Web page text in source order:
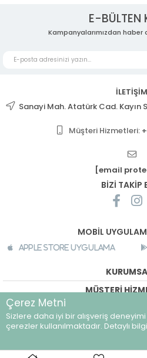
E-BÜLTEN
Kampanyalarımızdan haber
İLETİŞİM
Sanayi Mah. Atatürk Cad. Kayın
Müşteri Hizmetleri:
[email
BİZİ TAKİP
MOBİL
Apple Store Uygulama
MÜŞTERİ
©breeze.com.tr - Tüm
Çerez Metni
Sizlere daha iyi bir alışveriş
çerezler kullanılmaktadır. Detaylı